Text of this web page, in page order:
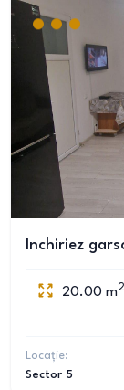
Inchiriez
20.00 m2
Locație:
Sector 5